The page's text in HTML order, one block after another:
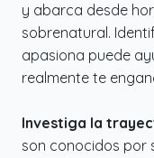
y abarca desde
sobrenatural.
apasiona puede
realmente te
Investiga la
son conocidos por